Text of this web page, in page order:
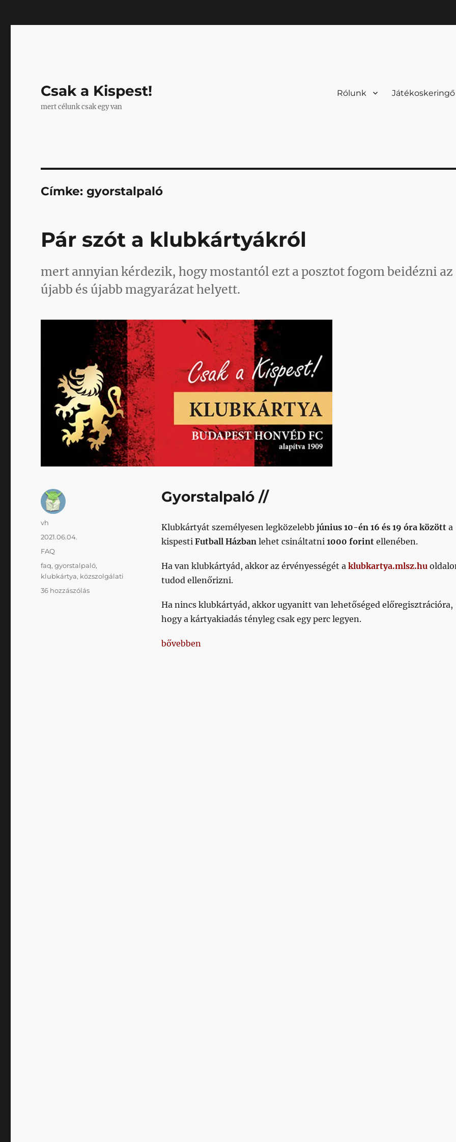
Csak a Kispest!
mert célunk csak egy van
Rólunk Játékoskeringő
Címke:gyorstalpaló
Pár szót a klubkártyákról
mert annyian kérdezik, hogy mostantól ezt a posztot fogom beidézni az
újabb és újabb magyarázat helyett.
Gyorstalpaló //
Klubkártyát személyesen legközelebb június 10-én 16 és 19 óra közötta
kispesti Futball Házban lehet csináltatni 1000 forintellenében.
Ha van klubkártyád, akkor az érvényességét a klubkartya.mlsz.hu
tudod ellenőrizni.
Ha nincs klubkártyád, akkor ugyanitt van lehetőséged előregisztrációra,
hogy a kártyakiadás tényleg csak egy perc legyen.
„Pár szót a klubkártyákról”
bővebben
Szerző
vh
Közzétéve
2021.06.04.
Kategória
FAQ
Címke
faq,gyorstalpaló,
klubkártya, közszolgálati
36 hozzászólásPár